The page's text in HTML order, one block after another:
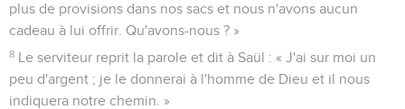
plus de provisions dans nos sacs et nous n'avons aucun
cadeau à lui offrir. Qu'avons-nous ? »
8 Le serviteur reprit la parole et dit à Saül : « J'ai sur moi un
peu d'argent ; je le donnerai à l'homme de Dieu et il nous
indiquera notre chemin. »